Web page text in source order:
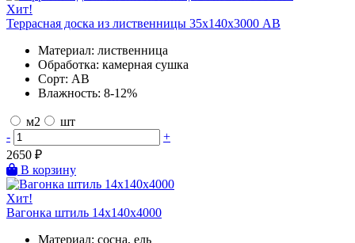
Хит!
Террасная доска из лиственницы 35х140х3000 AB
Материал: лиственница
Обработка: камерная сушка
Сорт: AB
Влажность: 8-12%
м2
шт
-
+
2650 ₽
В корзину
Хит!
Вагонка штиль 14х140х4000
Материал: сосна, ель